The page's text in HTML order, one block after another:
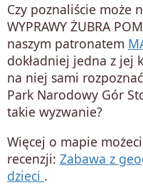
Czy poznaliście może
WYPRAWY ŻUBRA
naszym patronatem
dokładniej jedna z jej
na niej sami
Park Narodowy Gór
takie wyzwanie?
Więcej o mapie
recenzji: Zabawa z
dzieci .